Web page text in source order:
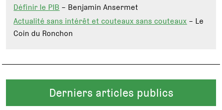
Définir le PIB – Benjamin Ansermet
Actualité sans intérêt et couteaux sans couteaux – Le
Coin du Ronchon
Derniers articles publics